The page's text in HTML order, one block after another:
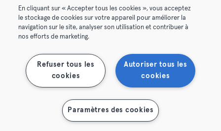
En cliquant sur « Accepter tous les cookies », vous acceptez
le stockage de cookies sur votre appareil pour améliorer la
navigation sur le site, analyser son utilisation et contribuer à
nos efforts de marketing.
Autoriser tous les
cookies
Refuser tous les
cookies
Paramètres des cookies